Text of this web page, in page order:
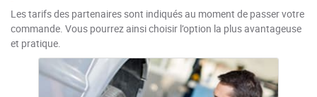
Les tarifs des partenaires sont indiqués au moment de passer votre
commande. Vous pourrez ainsi choisir l’option la plus avantageuse
et pratique.